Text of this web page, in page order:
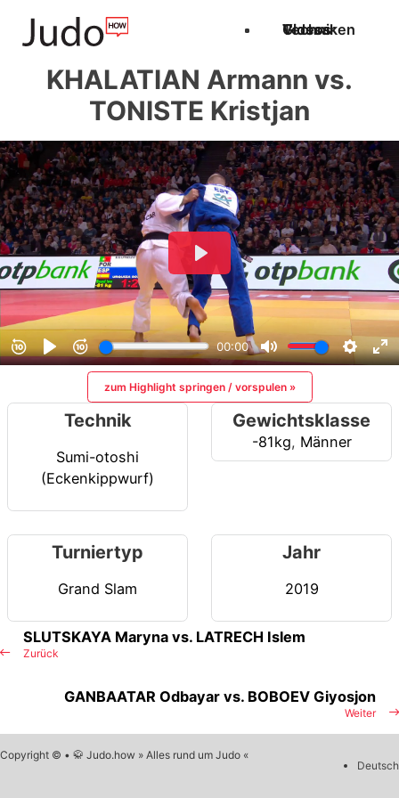
Techniken
Videos
Glossar
KHALATIAN Armann vs.
TONISTE Kristjan
zum Highlight springen / vorspulen »
Technik
Sumi-otoshi
(Eckenkippwurf)
Gewichtsklasse
-81kg, Männer
Turniertyp
Grand Slam
Jahr
2019
Zurück
SLUTSKAYA Maryna vs. LATRECH Islem
Weiter
GANBAATAR Odbayar vs. BOBOEV Giyosjon
Copyright © • 🥋 Judo.how » Alles rund um Judo «
Deutsch